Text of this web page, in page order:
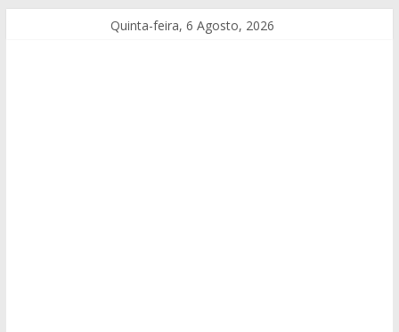
Quinta-feira, 6 Agosto, 2026